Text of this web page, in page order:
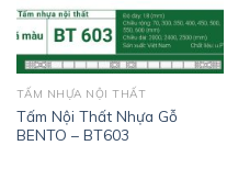
TẤM NHỰA NỘI THẤT
Tấm Nội Thất Nhựa Gỗ
BENTO – BT603